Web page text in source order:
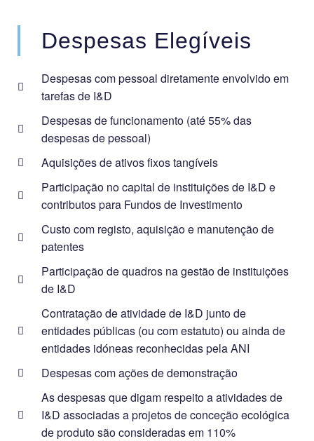
Despesas Elegíveis
Despesas com pessoal diretamente envolvido em
tarefas de I&D
Despesas de funcionamento (até 55% das
despesas de pessoal)
Aquisições de ativos fixos tangíveis
Participação no capital de instituições de I&D e
contributos para Fundos de Investimento
Custo com registo, aquisição e manutenção de
patentes
Participação de quadros na gestão de instituições
de I&D
Contratação de atividade de I&D junto de
entidades públicas (ou com estatuto) ou ainda de
entidades idóneas reconhecidas pela ANI
Despesas com ações de demonstração
As despesas que digam respeito a atividades de
I&D associadas a projetos de conceção ecológica
de produto são consideradas em 110%